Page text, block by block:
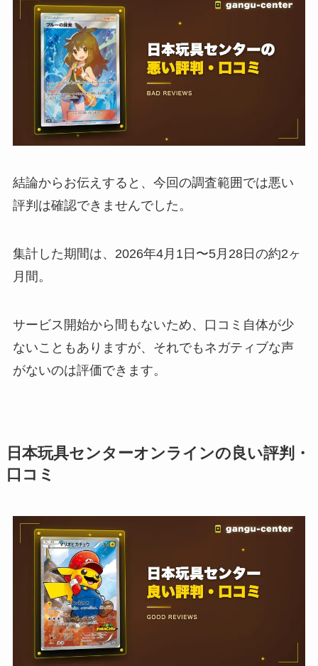
結論からお伝えすると、今回の調査範囲では悪い
評判は確認できませんでした。
集計した期間は、2026年4月1日〜5月28日の約2ヶ
月間。
サービス開始から間もないため、口コミ自体が少
ないこともありますが、それでもネガティブな声
がないのは評価できます。
日本玩具センターオンラインの良い評判・
口コミ